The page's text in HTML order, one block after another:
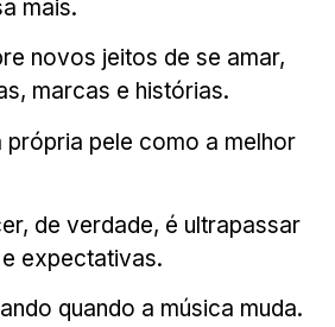
mais.
novos jeitos de se amar,
marcas e histórias.
própria pele como a melhor
de verdade, é ultrapassar
expectativas.
quando a música muda.